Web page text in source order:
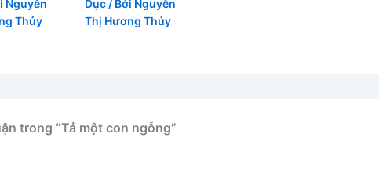
Nguyễn
Thủy
Dục/ Bởi Nguyễn
Thị Hương Thủy
trong “Tả một con ngỗng”